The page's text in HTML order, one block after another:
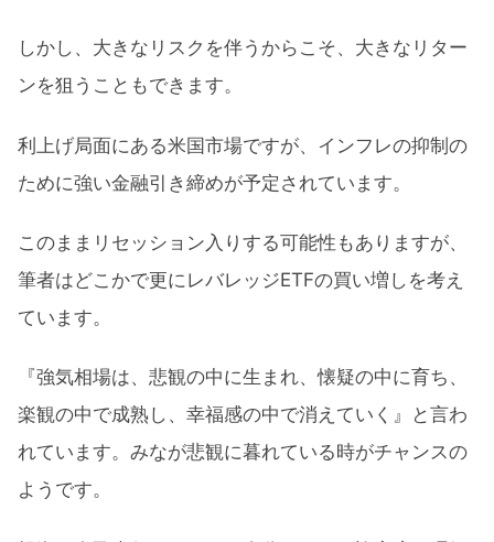
しかし、大きなリスクを伴うからこそ、大きなリター
ンを狙うこともできます。
利上げ局面にある米国市場ですが、インフレの抑制の
ために強い金融引き締めが予定されています。
このままリセッション入りする可能性もありますが、
筆者はどこかで更にレバレッジETFの買い増しを考え
ています。
『強気相場は、悲観の中に生まれ、懐疑の中に育ち、
楽観の中で成熟し、幸福感の中で消えていく』と言わ
れています。みなが悲観に暮れている時がチャンスの
ようです。